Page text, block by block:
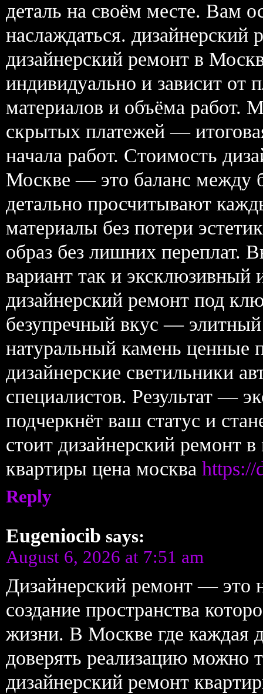
деталь на своём месте. Вам
наслаждаться. дизайнерский
дизайнерский ремонт в
индивидуально и зависит от
материалов и объёма работ.
скрытых платежей —
начала работ. Стоимость
Москве — это баланс
детально просчитывают
материалы без потери
образ без лишних переплат.
вариант так и эксклюзивный
дизайнерский ремонт под
безупречный вкус —
натуральный камень ценные
дизайнерские светильники
специалистов. Результат —
подчеркнёт ваш статус и
стоит дизайнерский ремонт
квартиры цена москва https://
Reply
Eugeniocib says:
August 6, 2026 at 7:51 am
Дизайнерский ремонт — это
создание пространства
жизни. В Москве где каждая
доверять реализацию можно
дизайнерский ремонт